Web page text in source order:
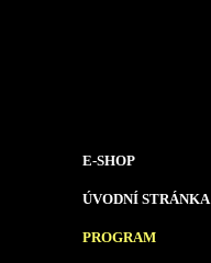
E-SHOP
ÚVODNÍ STRÁNKA
PROGRAM